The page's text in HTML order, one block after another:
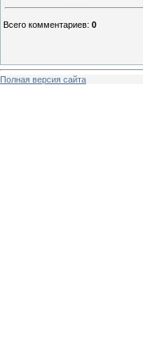
Всего комментариев: 0
Полная версия сайта